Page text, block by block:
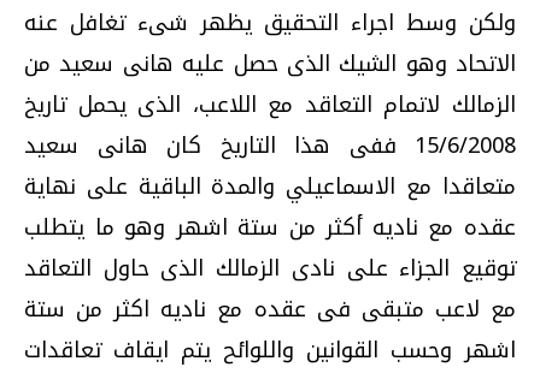
ولكن وسط اجراء التحقيق يظهر شىء تغافل عنه
الاتحاد وهو الشيك الذى حصل عليه هانى سعيد من
الزمالك لاتمام التعاقد مع اللاعب، الذى يحمل تاريخ
15/6/2008 ففى هذا التاريخ كان هانى سعيد
متعاقدا مع الاسماعيلي والمدة الباقية على نهاية
عقده مع ناديه أكثر من ستة اشهر وهو ما يتطلب
توقيع الجزاء على نادى الزمالك الذى حاول التعاقد
مع لاعب متبقى فى عقده مع ناديه اكثر من ستة
اشهر وحسب القوانين واللوائح يتم ايقاف تعاقدات